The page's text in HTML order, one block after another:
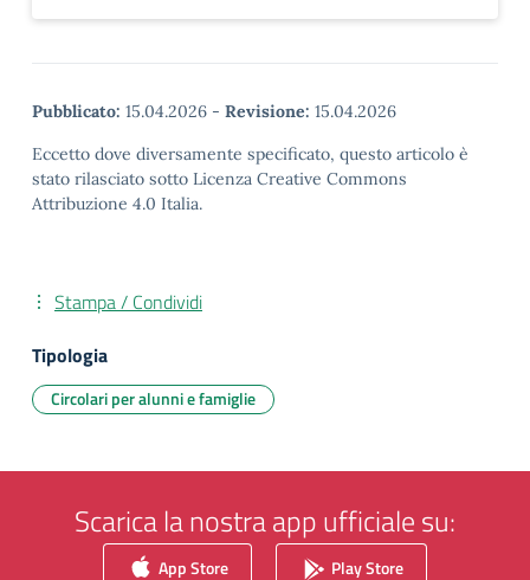
Pubblicato: 15.04.2026 - Revisione: 15.04.2026
Eccetto dove diversamente specificato, questo articolo è
stato rilasciato sotto Licenza Creative Commons
Attribuzione 4.0 Italia.
Stampa / Condividi
Tipologia
Circolari per alunni e famiglie
Scarica la nostra app ufficiale su:
App Store Play Store